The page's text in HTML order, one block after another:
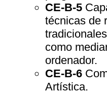
CE-B-5
técnicas de
como
ordenador.
CE-B-6
Artística.